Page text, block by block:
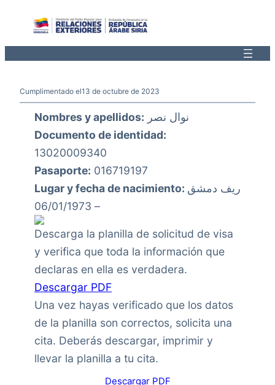
Cumplimentado el13 de octubre de 2023
Nombres y apellidos: نوال نصر
Documento de identidad:
13020009340
Pasaporte: 016719197
Lugar y fecha de nacimiento: ريف دمشق
– 06/01/1973
Descarga la planilla de solicitud de visa
y verifica que toda la información que
declaras en ella es verdadera.
Descargar PDF
Una vez hayas verificado que los datos
de la planilla son correctos, solicita una
cita. Deberás descargar, imprimir y
llevar la planilla a tu cita.
Descargar PDF